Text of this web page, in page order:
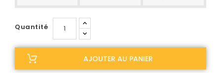
Quantité
AJOUTER AU PANIER